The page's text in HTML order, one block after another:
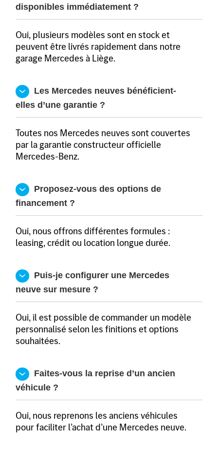
disponibles immédiatement ?
Oui, plusieurs modèles sont en stock et
peuvent être livrés rapidement dans notre
garage Mercedes à Liège.
Les Mercedes neuves bénéficient-
elles d’une garantie ?
Toutes nos Mercedes neuves sont couvertes
par la garantie constructeur officielle
Mercedes-Benz.
Proposez-vous des options de
financement ?
Oui, nous offrons différentes formules :
leasing, crédit ou location longue durée.
Puis-je configurer une Mercedes
neuve sur mesure ?
Oui, il est possible de commander un modèle
personnalisé selon les finitions et options
souhaitées.
Faites-vous la reprise d’un ancien
véhicule ?
Oui, nous reprenons les anciens véhicules
pour faciliter l’achat d’une Mercedes neuve.